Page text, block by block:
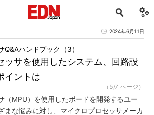
2024年6月11日
ッサを使用したシステム、回路設
イントは
Q&Aハンドブック（3）
（5/7 ページ）
（MPU）を使用したボードを開発するユー
まな悩みに対し、マイクロプロセッサメーカ